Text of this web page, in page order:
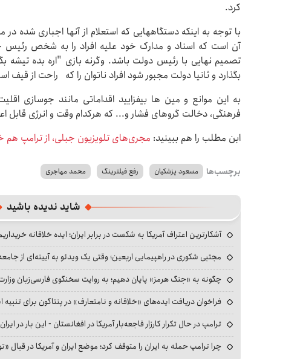
کرد.
با توجه به اینکه دستگاههایی که استعلام از آنها اجباری شده
آن است که اسناد و مدارک خود علیه افراد را به شخص رئیس
تصمیم نهایی با رئیس دولت باشد. وگرنه بازی "اره بده تیشه
بگذارد و ثانیا دولت مجبور شود افراد ناتوان را که راحت از قیف
به این موانع و مین ها بیفزایید اقداماتی مانند جوسازی
فرهنگی، دخالت گروهای فشار و... که هرکدام وقت و انرژی قابل
ابن مطلب را هم ببینید: مجری‌های تلویزیون جبلی، از ترامپ
برچسب‌ها مسعود پزشکیان رفع فیلترینگ محمد مهاجری
شاید ندیده باشید
آشکارترین اعتراف آمریکا به شکست در برابر ایران؛ ایده خلاقانه
مجتبی شکوری در راهپیمایی اربعین؛ وقتی یک ویدئو به آیینه‌ای از
چگونه به «جنگ هرمز» پایان دهیم؛ به روایت سخنگوی فارسی‌زبان
فراخوان دریافت ایده‌های «خلاقانه و نامتعارف» در پنتاگون برای
ترامپ در حال تکرار کارزار فاجعه‌بار آمریکا در افغانستان - این بار در
چرا ترامپ حمله به ایران را متوقف کرد؛ موضع ایران و آمریکا در